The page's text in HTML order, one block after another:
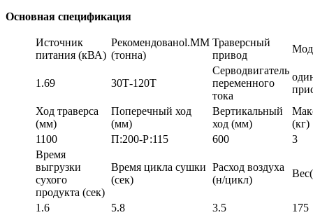
Основная спецификация
Источник
питания (кВА)
Рекомендованоl.MM
(тонна)
Траверсный
привод
1.69 30Т-120Т
Серводвигатель
переменного
тока
Ход траверса
(мм)
Поперечный ход
(мм)
Вертикальный
ход (мм)
(кг)
1100
П:200-Р:115 600
3
Время
выгрузки
сухого
продукта (сек)
Время цикла сушки
(сек)
Расход воздуха
(н/цикл)
1.6 5.8 3.5
175